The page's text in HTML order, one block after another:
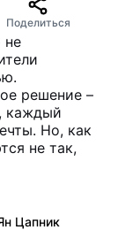
Поделиться
не
решение –
каждый
Но, как
не так,
Цапник